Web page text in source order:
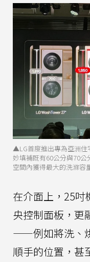
▲LG首度推出專為亞洲住
妙填補既有60公分與70
空間內獲得最大的洗滌容
在介面上，25吋
央控制面板，更
——例如將洗、
順手的位置，甚